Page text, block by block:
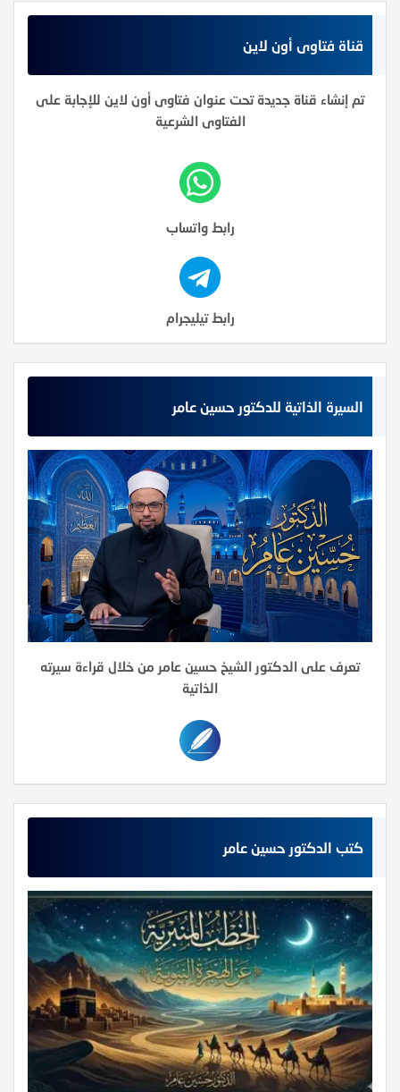
قناة فتاوى أون لاين
تم إنشاء قناة جديدة تحت عنوان فتاوى أون لاين للإجابة على
الفتاوى الشرعية
رابط واتساب
رابط تيليجرام
السيرة الذاتية للدكتور حسين عامر
تعرف على الدكتور الشيخ حسين عامر من خلال قراءة سيرته
الذاتية
كتب الدكتور حسين عامر